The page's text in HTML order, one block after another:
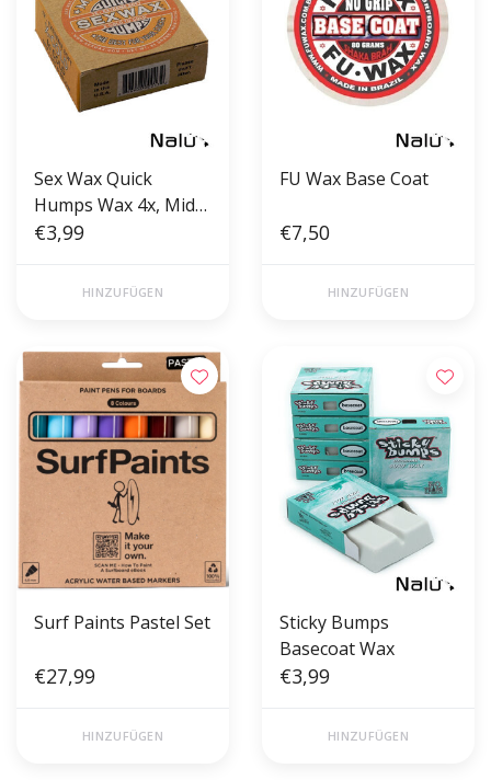
Sex Wax Quick
Humps Wax 4x, Mid
Cool
€3,99
HINZUFÜGEN
FU Wax Base Coat
€7,50
HINZUFÜGEN
Surf Paints Pastel Set
€27,99
HINZUFÜGEN
Sticky Bumps
Basecoat Wax
€3,99
HINZUFÜGEN